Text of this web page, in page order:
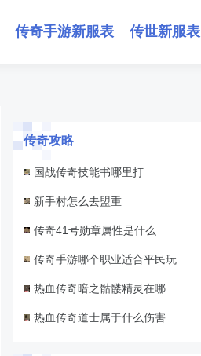
传奇手游新服表 传世新服表
传奇攻略
国战传奇技能书哪里打
新手村怎么去盟重
传奇41号勋章属性是什么
传奇手游哪个职业适合平民玩
热血传奇暗之骷髅精灵在哪
热血传奇道士属于什么伤害